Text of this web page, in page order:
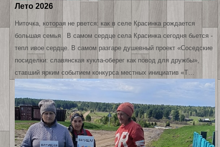
Лето 2026
Ниточка, которая не рвется: как в селе Красинка рождается
большая семья В самом сердце села Красинка сегодня бьется -
тепл ивое сердце. В самом разгаре душевный проект «Соседские
посиделки: славянская кукла-оберег как повод для дружбы»,
ставший ярким событием конкурса местных инициатив «Т…